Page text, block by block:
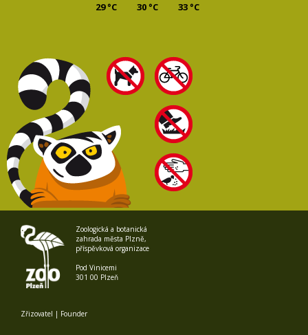
29 °C 30 °C 33 °C
Zoologická a botanická
zahrada města Plzně,
příspěvková organizace
Pod Vinicemi
301 00 Plzeň
Zřizovatel | Founder